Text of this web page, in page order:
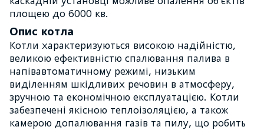
площею до 6000 кв.
Опис котла
Котли характеризуються високою надійністю,
великою ефективністю спалювання палива в
напівавтоматичному режимі, низьким
виділенням шкідливих речовин в атмосферу,
зручною та економічною експлуатацією. Котли
забезпечені якісною теплоізоляцією, а також
камерою допалювання газів та пилу, що робить